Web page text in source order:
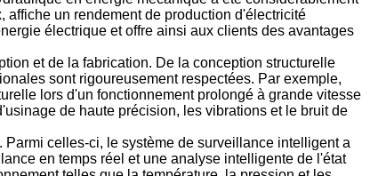
un rendement de production d'électricité
électrique et offre ainsi aux clients des avantages
et de la fabrication. De la conception structurelle
sont rigoureusement respectées. Par exemple,
lors d'un fonctionnement prolongé à grande vitesse
de haute précision, les vibrations et le bruit de
celles-ci, le système de surveillance intelligent a
en temps réel et une analyse intelligente de l'état